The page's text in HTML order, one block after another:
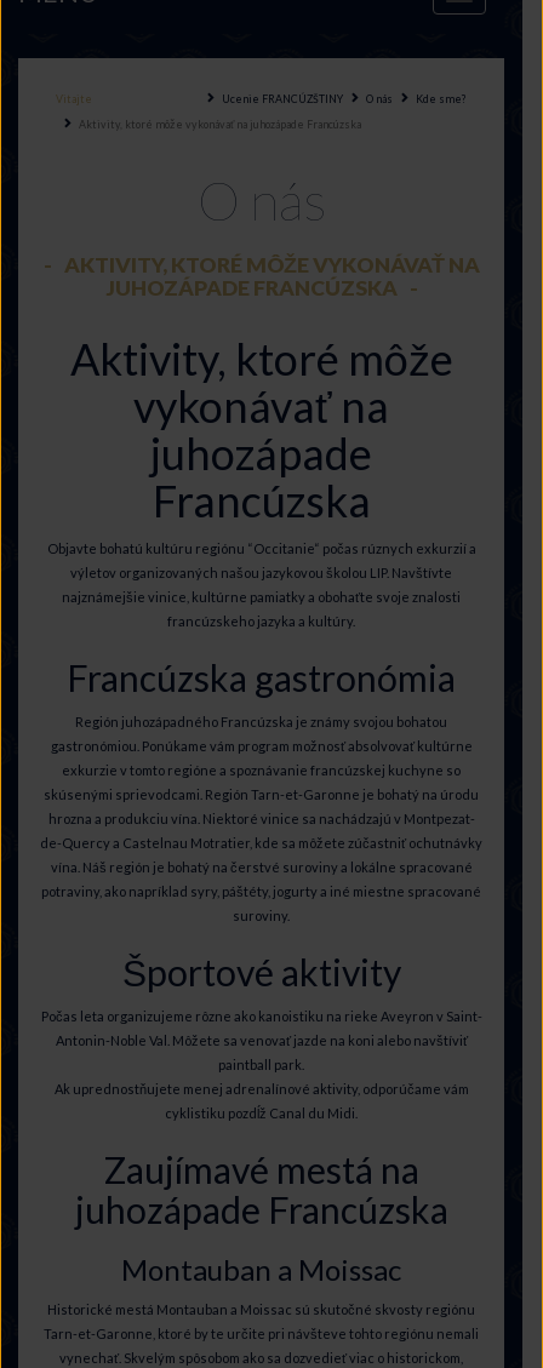
navigation
Vitajte Ucenie FRANCÚZŠTINY O nás
Kde sme?
Aktivity, ktoré môže vykonávať na juhozápade Francúzska
O nás
AKTIVITY, KTORÉ MÔŽE VYKONÁVAŤ NA
JUHOZÁPADE FRANCÚZSKA
Aktivity, ktoré môže
vykonávať na
juhozápade
Francúzska
Objavte bohatú kultúru regiónu “Occitanie“ počas rúznych exkurzií a
výletov organizovaných našou jazykovou školou LIP. Navštívte
najznámejšie vinice, kultúrne pamiatky a obohaťte svoje znalosti
francúzskeho jazyka a kultúry.
Francúzska gastronómia
Región juhozápadného Francúzska je známy svojou bohatou
gastronómiou. Ponúkame vám program možnosť absolvovať kultúrne
exkurzie v tomto regióne a spoznávanie francúzskej kuchyne so
skúsenými sprievodcami. Región Tarn-et-Garonne je bohatý na úrodu
hrozna a produkciu vína. Niektoré vinice sa nachádzajú v Montpezat-
de-Quercy a Castelnau Motratier, kde sa môžete zúčastniť ochutnávky
vína. Náš región je bohatý na čerstvé suroviny a lokálne spracované
potraviny, ako napríklad syry, páštéty, jogurty a iné miestne spracované
suroviny.
Športové aktivity
Počas leta organizujeme rôzne ako kanoistiku na rieke Aveyron v Saint-
Antonin-Noble Val. Môžete sa venovať jazde na koni alebo navštíviť
paintball park.
Ak uprednostňujete menej adrenalínové aktivity, odporúčame vám
cyklistiku pozdĺž Canal du Midi.
Zaujímavé mestá na
juhozápade Francúzska
Montauban a Moissac
Historické mestá Montauban a Moissac sú skutočné skvosty regiónu
Tarn-et-Garonne, ktoré by te určite pri návšteve tohto regiónu nemali
vynechať. Skvelým spôsobom ako sa dozvedieť viac o historickom,